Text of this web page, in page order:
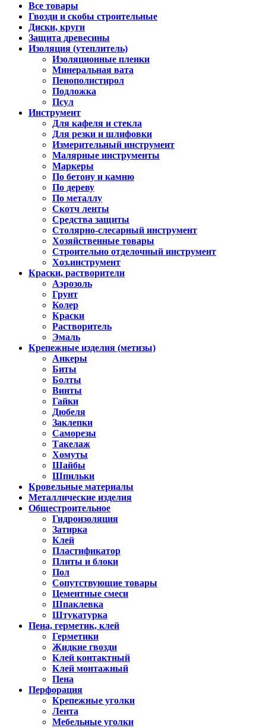
Все товары
Гвозди и скобы строительные
Диски, круги
Защита древесины
Изоляция (утеплитель)
Изоляционные пленки
Минеральная вата
Пенополистирол
Подложка
Псул
Инструмент
Для кафеля и стекла
Для резки и шлифовки
Измерительный инструмент
Малярные инструменты
Маркеры
По бетону и камню
По дереву
По металлу
Скотч ленты
Средства защиты
Столярно-слесарный инструмент
Хозяйственные товары
Строительно отделочный инструмент
Хоз.инструмент
Краски, растворители
Аэрозоль
Грунт
Колер
Краски
Растворитель
Эмаль
Крепежные изделия (метизы)
Анкеры
Биты
Болты
Винты
Гайки
Дюбеля
Заклепки
Саморезы
Такелаж
Хомуты
Шайбы
Шпильки
Кровельные материалы
Металлические изделия
Общестроительное
Гидроизоляция
Затирка
Клей
Пластификатор
Плиты и блоки
Пол
Сопутствующие товары
Цементные смеси
Шпаклевка
Штукатурка
Пена, герметик, клей
Герметики
Жидкие гвозди
Клей контактный
Клей монтажный
Пена
Перфорация
Крепежные уголки
Лента
Мебельные уголки